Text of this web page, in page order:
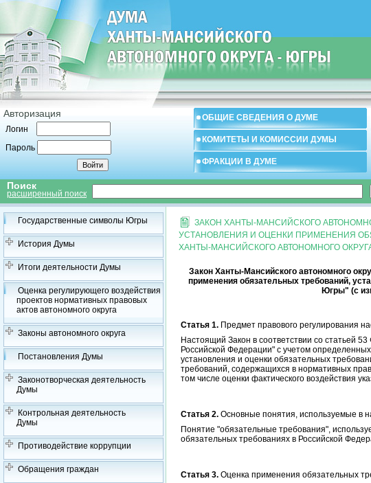
Авторизация
Логин
Пароль
ОБЩИЕ СВЕДЕНИЯ О ДУМЕ
КОМИТЕТЫ И КОМИССИИ ДУМЫ
ФРАКЦИИ В ДУМЕ
Поиск
расширенный поиск
Государственные символы Югры
История Думы
Итоги деятельности Думы
Оценка регулирующего воздействия
проектов нормативных правовых
актов автономного округа
Законы автономного округа
Постановления Думы
Законотворческая деятельность
Думы
Контрольная деятельность
Думы
Противодействие коррупции
Обращения граждан
ЗАКОН ХАНТЫ-МАНСИЙСКОГО
УСТАНОВЛЕНИЯ И ОЦЕНКИ ПРИМЕНЕНИЯ
ХАНТЫ-МАНСИЙСКОГО АВТОНОМНОГО
Закон Ханты-Мансийского автономного
применения обязательных требований,
Югры" (с
Статья 1. Предмет правового регулирования
Настоящий Закон в соответствии со статьей
Российской Федерации" с учетом
установления и оценки обязательных
требований, содержащихся в нормативных
том числе оценки фактического воздействия
Статья 2. Основные понятия, используемые в
Понятие "обязательные требования",
обязательных требованиях в Российской
Статья 3. Оценка применения обязательных